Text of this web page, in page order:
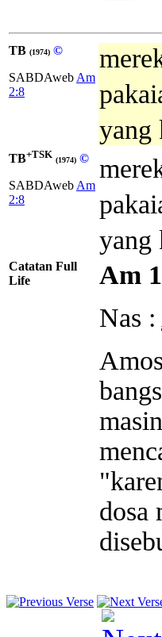
TB (1974) ©
SABDAweb Am
2:8
yang
TB+TSK (1974) ©
SABDAweb Am
2:8
yang
Catatan Full
Life
Am
Nas :
dosa